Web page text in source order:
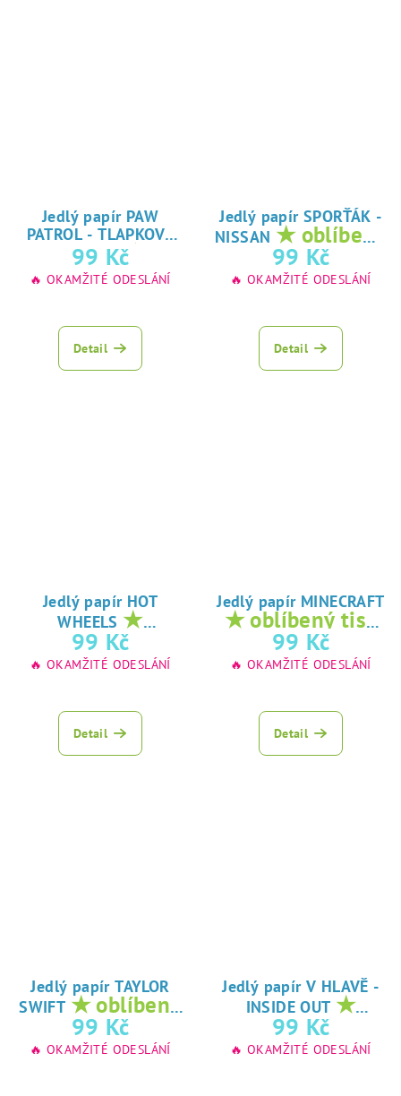
Jedlý papír PAW
PATROL - TLAPKOVÁ
PATROLA★
oblíbený tisk na
jedlý papír
99 Kč
🔥 OKAMŽITÉ ODESLÁNÍ
Detail
Jedlý papír SPORŤÁK -
NISSAN ★ oblíbený
tisk na jedlý
papír
99 Kč
🔥 OKAMŽITÉ ODESLÁNÍ
Detail
Jedlý papír HOT
WHEELS ★
oblíbený tisk na
jedlý papír
99 Kč
🔥 OKAMŽITÉ ODESLÁNÍ
Detail
Jedlý papír MINECRAFT
★ oblíbený tisk
na jedlý papír
99 Kč
🔥 OKAMŽITÉ ODESLÁNÍ
Detail
Jedlý papír TAYLOR
SWIFT ★ oblíbený
tisk na jedlý
papír
99 Kč
🔥 OKAMŽITÉ ODESLÁNÍ
Jedlý papír V HLAVĚ -
INSIDE OUT ★
oblíbený tisk na
jedlý papír
99 Kč
🔥 OKAMŽITÉ ODESLÁNÍ